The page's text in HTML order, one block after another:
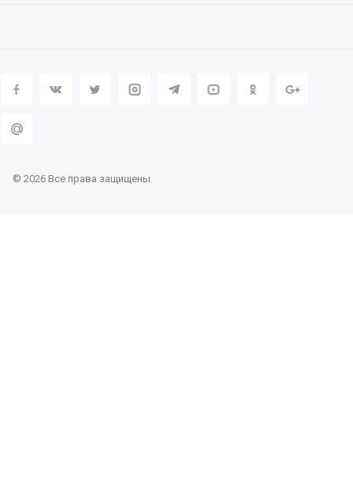
© 2026 Все права защищены.